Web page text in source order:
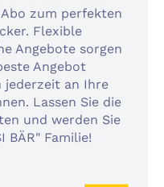
Abo zum perfekten
Flexible
Angebote sorgen
Angebot
jederzeit an Ihre
Lassen Sie die
und werden Sie
BÄR" Familie!